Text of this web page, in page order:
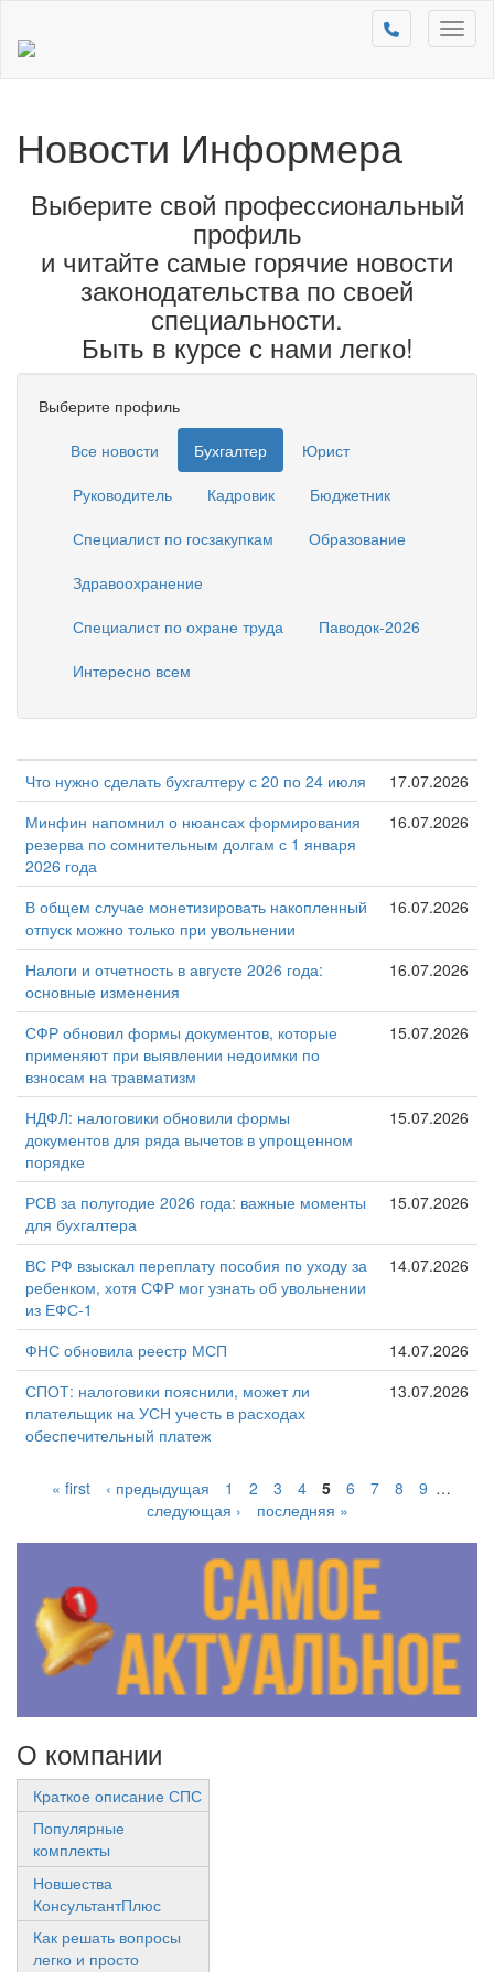
Новости Информера
Выберите свой профессиональный
профиль
и читайте самые горячие новости
законодательства по своей
специальности.
Быть в курсе с нами легко!
Выберите профиль
Все новости
Бухгалтер
Юрист
Руководитель
Кадровик
Бюджетник
Специалист по госзакупкам
Образование
Здравоохранение
Специалист по охране труда
Паводок-2026
Интересно всем
Что нужно сделать бухгалтеру с 20 по 24 июля
17.07.2026
Минфин напомнил о нюансах формирования
резерва по сомнительным долгам с 1 января
2026 года
16.07.2026
В общем случае монетизировать накопленный
отпуск можно только при увольнении
16.07.2026
Налоги и отчетность в августе 2026 года:
основные изменения
16.07.2026
СФР обновил формы документов, которые
применяют при выявлении недоимки по
взносам на травматизм
15.07.2026
НДФЛ: налоговики обновили формы
документов для ряда вычетов в упрощенном
порядке
15.07.2026
РСВ за полугодие 2026 года: важные моменты
для бухгалтера
15.07.2026
ВС РФ взыскал переплату пособия по уходу за
ребенком, хотя СФР мог узнать об увольнении
из ЕФС-1
14.07.2026
ФНС обновила реестр МСП
14.07.2026
СПОТ: налоговики пояснили, может ли
плательщик на УСН учесть в расходах
обеспечительный платеж
13.07.2026
« first ‹ предыдущая 1 2 3 4 5 6 7 8 9 …
следующая ›
последняя »
О компании
Краткое описание СПС
Популярные
комплекты
Новшества
КонсультантПлюс
Как решать вопросы
легко и просто